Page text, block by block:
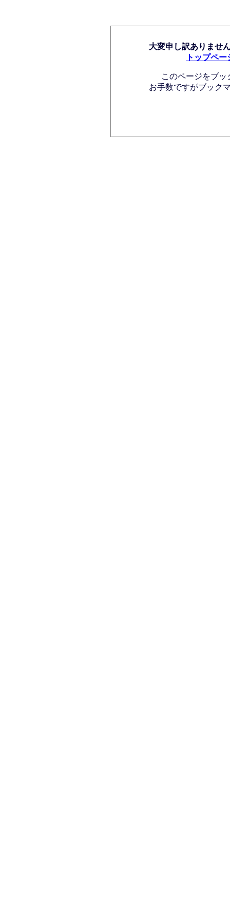
大変申し訳ありませ
トップペー
このページをブ
お手数ですがブック